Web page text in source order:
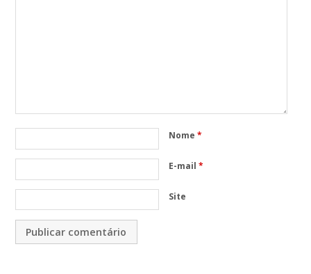
Nome *
E-mail *
Site